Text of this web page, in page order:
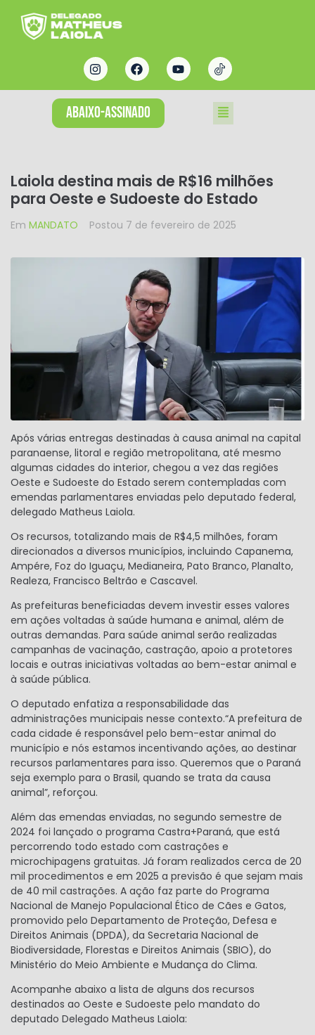
ABAIXO-ASSINADO
Laiola destina mais de R$16 milhões
para Oeste e Sudoeste do Estado
Em MANDATO Postou 7 de fevereiro de 2025
Após várias entregas destinadas à causa animal na capital
paranaense, litoral e região metropolitana, até mesmo
algumas cidades do interior, chegou a vez das regiões
Oeste e Sudoeste do Estado serem contempladas com
emendas parlamentares enviadas pelo deputado federal,
delegado Matheus Laiola.
Os recursos, totalizando mais de R$4,5 milhões, foram
direcionados a diversos municípios, incluindo Capanema,
Ampére, Foz do Iguaçu, Medianeira, Pato Branco, Planalto,
Realeza, Francisco Beltrão e Cascavel.
As prefeituras beneficiadas devem investir esses valores
em ações voltadas à saúde humana e animal, além de
outras demandas. Para saúde animal serão realizadas
campanhas de vacinação, castração, apoio a protetores
locais e outras iniciativas voltadas ao bem-estar animal e
à saúde pública.
O deputado enfatiza a responsabilidade das
administrações municipais nesse contexto.“A prefeitura de
cada cidade é responsável pelo bem-estar animal do
município e nós estamos incentivando ações, ao destinar
recursos parlamentares para isso. Queremos que o Paraná
seja exemplo para o Brasil, quando se trata da causa
animal”, reforçou.
Além das emendas enviadas, no segundo semestre de
2024 foi lançado o programa Castra+Paraná, que está
percorrendo todo estado com castrações e
microchipagens gratuitas. Já foram realizados cerca de 20
mil procedimentos e em 2025 a previsão é que sejam mais
de 40 mil castrações. A ação faz parte do Programa
Nacional de Manejo Populacional Ético de Cães e Gatos,
promovido pelo Departamento de Proteção, Defesa e
Direitos Animais (DPDA), da Secretaria Nacional de
Biodiversidade, Florestas e Direitos Animais (SBIO), do
Ministério do Meio Ambiente e Mudança do Clima.
Acompanhe abaixo a lista de alguns dos recursos
destinados ao Oeste e Sudoeste pelo mandato do
deputado Delegado Matheus Laiola: